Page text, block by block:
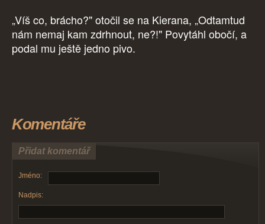
„Víš co, brácho?" otočil se na Kierana, „Odtamtud
nám nemaj kam zdrhnout, ne?!" Povytáhl obočí, a
podal mu ještě jedno pivo.
Komentáře
Přidat komentář
Jméno:
Nadpis: